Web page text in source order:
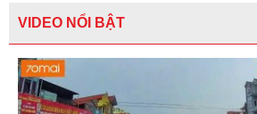
VIDEO NỔI BẬT